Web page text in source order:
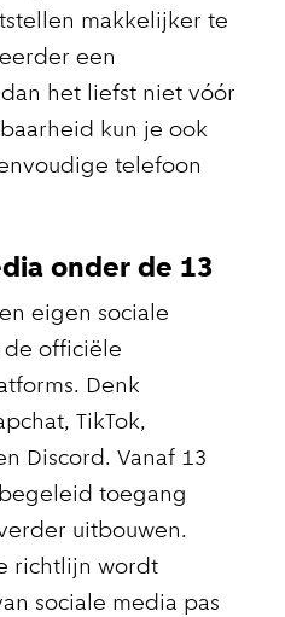
makkelijker te
een
het liefst niet vóór
kun je ook
telefoon
onder de 13
eigen sociale
de officiële
Denk
TikTok,
Discord. Vanaf 13
toegang
uitbouwen.
richtlijn wordt
sociale media pas